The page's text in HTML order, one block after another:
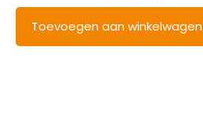
Toevoegen aan winkelwagen